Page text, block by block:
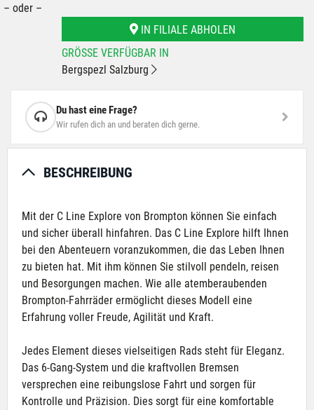
– oder –
IN FILIALE ABHOLEN
GRÖSSE VERFÜGBAR IN
Bergspezl Salzburg
Du hast eine Frage?
Wir rufen dich an und beraten dich gerne.
BESCHREIBUNG
Mit der C Line Explore von Brompton können Sie einfach
und sicher überall hinfahren. Das C Line Explore hilft Ihnen
bei den Abenteuern voranzukommen, die das Leben Ihnen
zu bieten hat. Mit ihm können Sie stilvoll pendeln, reisen
und Besorgungen machen. Wie alle atemberaubenden
Brompton-Fahrräder ermöglicht dieses Modell eine
Erfahrung voller Freude, Agilität und Kraft.
Jedes Element dieses vielseitigen Rads steht für Eleganz.
Das 6-Gang-System und die kraftvollen Bremsen
versprechen eine reibungslose Fahrt und sorgen für
Kontrolle und Präzision. Dies sorgt für eine komfortable